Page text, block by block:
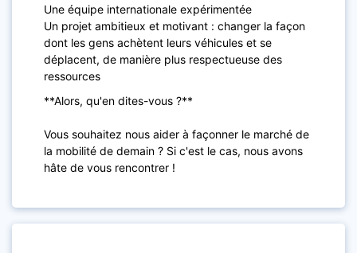
Une équipe internationale expérimentée
Un projet ambitieux et motivant : changer la façon
dont les gens achètent leurs véhicules et se
déplacent, de manière plus respectueuse des
ressources
**Alors, qu'en dites-vous ?**
Vous souhaitez nous aider à façonner le marché de
la mobilité de demain ? Si c'est le cas, nous avons
hâte de vous rencontrer !